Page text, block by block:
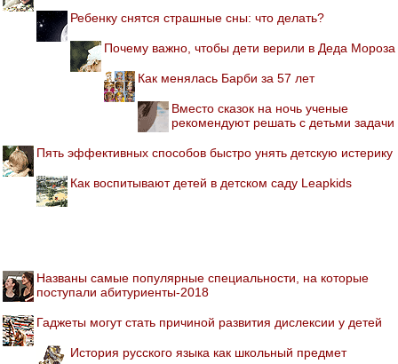
Ребенку снятся страшные сны: что делать?
Почему важно, чтобы дети верили в Деда Мороза
Как менялась Барби за 57 лет
Вместо сказок на ночь ученые
рекомендуют решать с детьми задачи
Пять эффективных способов быстро унять детскую истерику
Как воспитывают детей в детском саду Leapkids
Названы самые популярные специальности, на которые
поступали абитуриенты-2018
Гаджеты могут стать причиной развития дислексии у детей
История русского языка как школьный предмет